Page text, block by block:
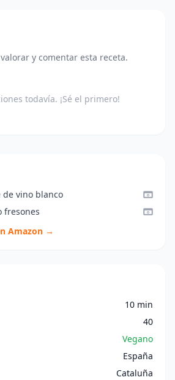
y comentar esta receta.
todavía. ¡Sé el primero!
de vino blanco
fresones
Amazon →
10 min
40
Vegano
España
Cataluña